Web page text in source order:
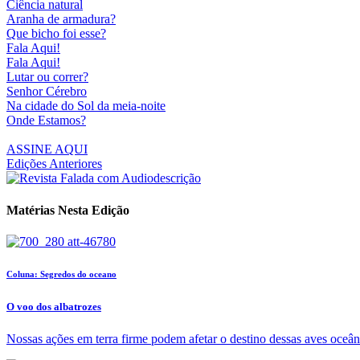
Ciência natural
Aranha de armadura?
Que bicho foi esse?
Fala Aqui!
Fala Aqui!
Lutar ou correr?
Senhor Cérebro
Na cidade do Sol da meia-noite
Onde Estamos?
ASSINE AQUI
Edições Anteriores
Matérias Nesta Edição
Coluna: Segredos do oceano
O voo dos albatrozes
Nossas ações em terra firme podem afetar o destino dessas aves